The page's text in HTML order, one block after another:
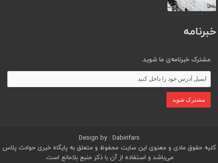
خبرنامه
مشترک خبرنامه‌ی ما شوید.
Design by : Dabirifars
کلیه حقوق مادی و معنوی این سایت محفوظ و متعلق به پایگاه خبری حوادث پلاس
می‌باشد و استفاده از آن با ذکر منبع بلامانع است.